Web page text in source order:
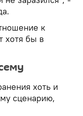
к
хотя бы в
хоть и
сценарию,